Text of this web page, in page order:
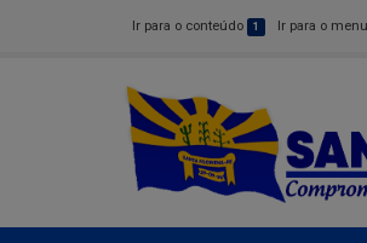
Ir para o conteúdo 1 Ir para o menu